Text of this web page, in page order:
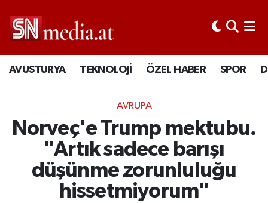
AVUSTURYA TEKNOLOJİ ÖZEL HABER SPOR
AVRUPA
Norveç'e Trump mektubu.
"Artık sadece barışı
düşünme zorunluluğu
hissetmiyorum"